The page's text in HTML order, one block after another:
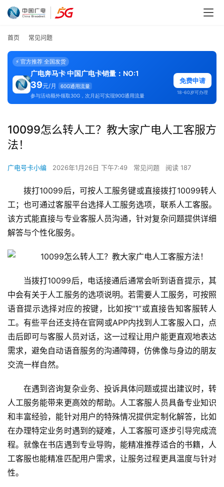
首页 常见问题
⚡ 官方推荐 全国发货
广电奔马卡 中国广电卡销量：NO:1
39元/月
60G通用流量
参与活动额外领取30G，次月起可实现90G通用流量
免费申请
18-60岁可办理
10099怎么转人工？教大家广电人工客服方
法！
广电号卡小编 2026年1月26日 下午7:49 常见问题 阅读 187
拨打10099后，可按人工服务键或直接拨打10099转人
工；也可通过客服平台选择人工服务选项，联系人工客服。
该方式能直接与专业客服人员沟通，针对复杂问题提供详细
解答与个性化服务。
当拨打10099后，电话接通后通常会听到语音提示，其
中会有关于人工服务的选项说明。若需要人工服务，可按照
语音提示选择对应的按键，比如按“1”或直接告知客服转人
工。有些平台还支持在官网或APP内找到人工客服入口，点
击后即可与客服人员对话，这一过程让用户能更直观地表达
需求，避免自动语音服务的沟通障碍，仿佛像与身边的朋友
交流一样自然。
在遇到咨询复杂业务、投诉具体问题或提出建议时，转
人工服务能带来更高效的帮助。人工客服人员具备专业知识
和丰富经验，能针对用户的特殊情况提供定制化解答，比如
在办理特定业务时遇到的疑难，人工客服可逐步引导完成流
程。就像在书店遇到专业导购，能精准推荐适合的书籍，人
工客服也能精准匹配用户需求，让服务过程更具温度与针对
性。